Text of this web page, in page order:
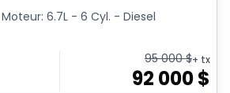
6.7L - 6 Cyl. - Diesel
95 000$+ tx
92 000$